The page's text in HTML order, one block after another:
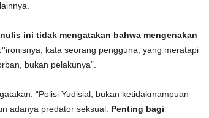
ini tidak mengatakan bahwa mengenakan
ironisnya, kata seorang pengguna, yang meratapi
bukan pelakunya”.
“Polisi Yudisial, bukan ketidakmampuan
adanya predator seksual. Penting bagi